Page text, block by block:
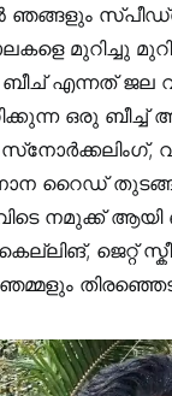
ഞങ്ങളും
മുറിച്ചു
ബീച് എന്നത് ജല
ഒരു
റൈഡ്
നമുക്ക് ആയി
ജെറ്റ് സ്കീ